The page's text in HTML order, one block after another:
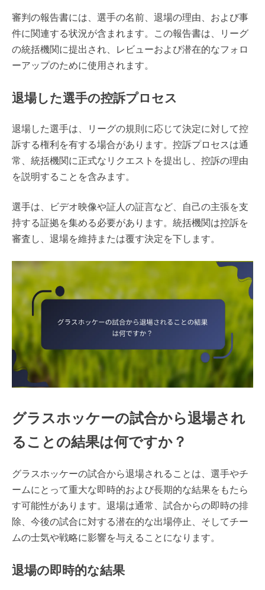
審判の報告書には、選手の名前、退場の理由、および事
件に関連する状況が含まれます。この報告書は、リーグ
の統括機関に提出され、レビューおよび潜在的なフォロ
ーアップのために使用されます。
退場した選手の控訴プロセス
退場した選手は、リーグの規則に応じて決定に対して控
訴する権利を有する場合があります。控訴プロセスは通
常、統括機関に正式なリクエストを提出し、控訴の理由
を説明することを含みます。
選手は、ビデオ映像や証人の証言など、自己の主張を支
持する証拠を集める必要があります。統括機関は控訴を
審査し、退場を維持または覆す決定を下します。
グラスホッケーの試合から退場され
ることの結果は何ですか？
グラスホッケーの試合から退場されることは、選手やチ
ームにとって重大な即時的および長期的な結果をもたら
す可能性があります。退場は通常、試合からの即時の排
除、今後の試合に対する潜在的な出場停止、そしてチー
ムの士気や戦略に影響を与えることになります。
退場の即時的な結果